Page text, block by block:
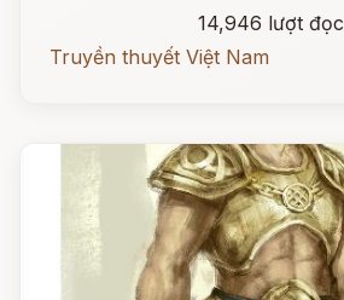
14,946 lượt đọc
Truyền thuyết Việt Nam